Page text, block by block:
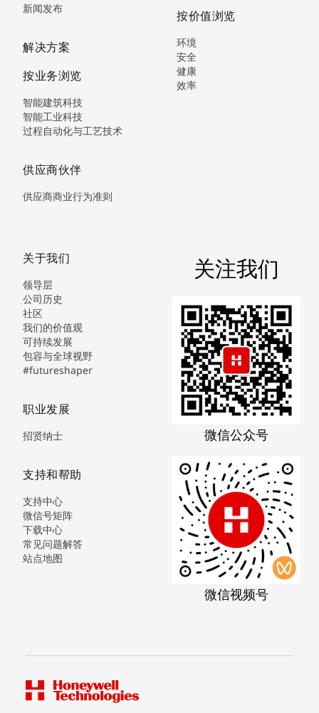
新闻发布
解决方案
按业务浏览
智能建筑科技
智能工业科技
过程自动化与工艺技术
供应商伙伴
供应商商业行为准则
按价值浏览
环境
安全
健康
效率
关于我们
领导层
公司历史
社区
我们的价值观
可持续发展
包容与全球视野
#futureshaper
职业发展
招贤纳士
支持和帮助
支持中心
微信号矩阵
下载中心
常见问题解答
站点地图
关注我们
微信公众号
微信视频号